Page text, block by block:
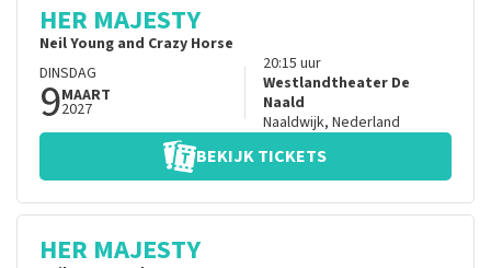
HER MAJESTY
Neil Young and Crazy Horse
DINSDAG
9MAART
2027
20:15 uur
Westlandtheater De
Naald
Naaldwijk, Nederland
BEKIJK TICKETS
HER MAJESTY